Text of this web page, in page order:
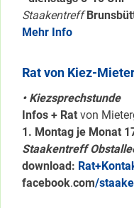
Staakentreff
Mehr Info
Rat von Kiez-
• Kiezsprechstunde
Infos + Rat von
1. Montag je Monat
Staakentreff
download:
facebook.com/